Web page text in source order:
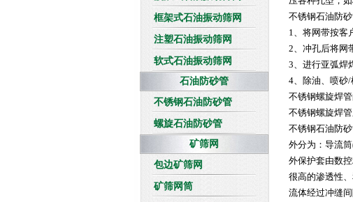
框架式石油振动筛网
注塑石油振动筛网
软式石油振动筛网
石油防砂管
不锈钢石油防砂管
螺旋石油防砂管
矿筛网
包边矿筛网
矿筛网筒
不锈钢石油防
1、将网带按客
2、冲孔后将网
3、进行亚弧焊
4、除油、喷砂/
不锈钢螺旋焊
不锈钢螺旋焊
不锈钢石油防
外分为：导流
外保护套由数
很高的渗透性
流体经过冲缝